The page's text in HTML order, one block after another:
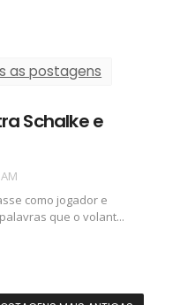
as postagens
Schalke e
como jogador e
que o volant...